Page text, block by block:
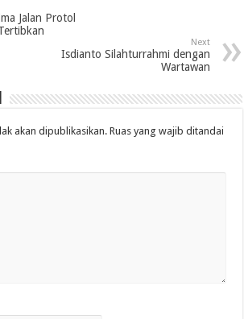
Jalan Protol
Next
Isdianto Silahturrahmi dengan
Wartawan
akan dipublikasikan. Ruas yang wajib ditandai